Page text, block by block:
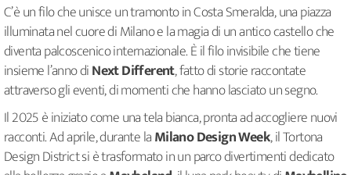
C’è un filo che unisce un tramonto in Costa Smeralda, una piazza
illuminata nel cuore di Milano e la magia di un antico castello che
diventa palcoscenico internazionale. È il filo invisibile che tiene
insieme l’anno diNext Different, fatto di storie raccontate
attraverso gli eventi, di momenti che hanno lasciato un segno.
Il 2025 è iniziato come una tela bianca, pronta ad accogliere nuovi
racconti. Ad aprile, durante laMilano Design Week, il Tortona
Design District si è trasformato in un parco divertimenti dedicato